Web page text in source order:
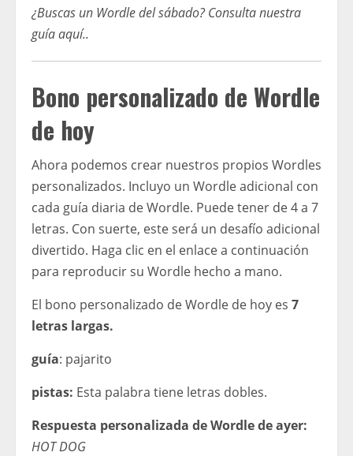
¿Buscas un Wordle del sábado?Consulta nuestra
guía aquí..
Bono personalizado de Wordle
de hoy
Ahora podemos crear nuestros propios Wordles
personalizados. Incluyo un Wordle adicional con
cada guía diaria de Wordle. Puede tener de 4 a 7
letras. Con suerte, este será un desafío adicional
divertido. Haga clic en el enlace a continuación
para reproducir su Wordle hecho a mano.
El bono personalizado de Wordle de hoy es 7
letras largas.
guía: pajarito
pistas: Esta palabra tiene letras dobles.
Respuesta personalizada de Wordle de ayer:
HOT DOG